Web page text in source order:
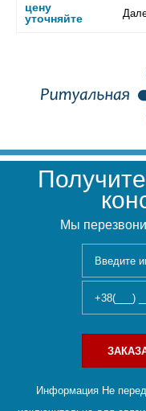
цену
уточняйте
Мы
Информация Не